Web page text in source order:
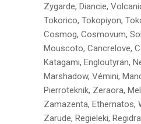
Zygarde, Diancie,
Tokorico, Tokopiyon,
Cosmog, Cosmovum,
Mouscoto, Cancrelove,
Katagami, Engloutyran,
Marshadow, Vémini,
Pierroteknik, Zeraora,
Zamazenta, Ethernatos,
Zarude, Regieleki,